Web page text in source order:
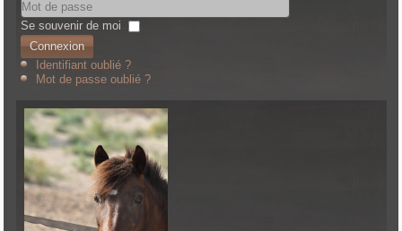
Se souvenir de moi
Connexion
Identifiant oublié ?
Mot de passe oublié ?